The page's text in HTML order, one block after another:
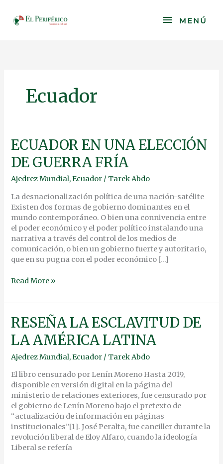
content
MENÚ
MENÚ
Ecuador
ECUADOR EN UNA ELECCIÓN
DE GUERRA FRÍA
Ajedrez Mundial,Ecuador / Tarek Abdo
La desnacionalización política de una nación-satélite
Existen dos formas de gobierno dominantes en el
mundo contemporáneo. O bien una connivencia entre
el poder económico y el poder político instalando una
narrativa a través del control de los medios de
comunicación, o bien un gobierno fuerte y autoritario,
que en su pugna con el poder económico […]
ECUADOR
EN
UNA
DE
GUERRA
FRÍA
Read More »
RESEÑA LA ESCLAVITUD DE
LA AMÉRICA LATINA
Ajedrez Mundial,Ecuador / Tarek Abdo
El libro censurado por Lenín Moreno Hasta 2019,
disponible en versión digital en la página del
ministerio de relaciones exteriores, fue censurado por
el gobierno de Lenín Moreno bajo el pretexto de
“actualización de información en páginas
institucionales”[1]. José Peralta, fue canciller durante la
revolución liberal de Eloy Alfaro, cuando la ideología
Liberal se refería
RESEÑA
LA
ESCLAVITUD
LA
AMÉRICA
LATINA